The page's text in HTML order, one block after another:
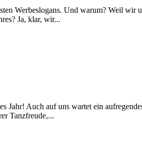
Werbeslogans. Und warum? Weil wir
Ja, klar, wir...
Jahr! Auch auf uns wartet ein
Tanzfreude,...